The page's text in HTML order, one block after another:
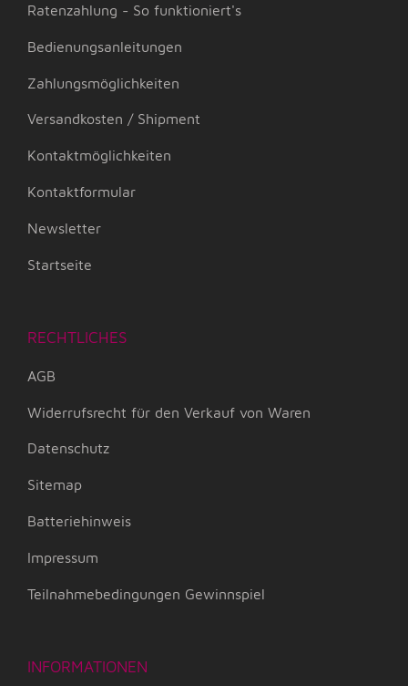
Ratenzahlung - So funktioniert's
Bedienungsanleitungen
Zahlungsmöglichkeiten
Versandkosten / Shipment
Kontaktmöglichkeiten
Kontaktformular
Newsletter
Startseite
RECHTLICHES
AGB
Widerrufsrecht für den Verkauf von Waren
Datenschutz
Sitemap
Batteriehinweis
Impressum
Teilnahmebedingungen Gewinnspiel
INFORMATIONEN